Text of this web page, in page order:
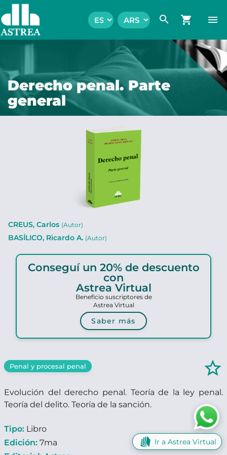
search shopping_cart menu
Derecho penal. Parte
general
CREUS, Carlos (Autor)
BASÍLICO, Ricardo A. (Autor)
Conseguí un 20% de descuento
con
Astrea Virtual
Beneficio suscriptores de
Astrea Virtual
Saber más
Penal y procesal penal star_border
Evolución del derecho penal. Teoría de la ley penal.
Teoría del delito. Teoría de la sanción.
Tipo: Libro
Edición: 7ma
Ir a Astrea Virtual